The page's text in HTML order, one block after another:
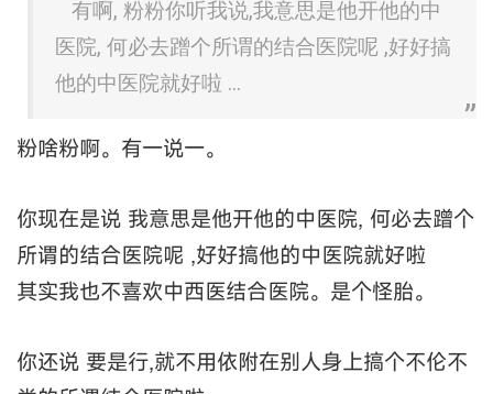
有啊, 粉粉你听我说,我意思是他开他的中
医院, 何必去蹭个所谓的结合医院呢 ,好好搞
他的中医院就好啦 ...
粉啥粉啊。有一说一。
你现在是说 我意思是他开他的中医院, 何必去蹭个
所谓的结合医院呢 ,好好搞他的中医院就好啦
其实我也不喜欢中西医结合医院。是个怪胎。
你还说 要是行,就不用依附在别人身上搞个不伦不